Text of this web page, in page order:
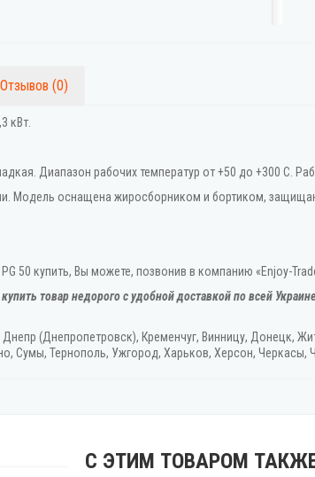
Отзывов (0)
кВт.
Диапазон рабочих температур от +50 до +300 С.
Модель оснащена жиросборником и бортиком,
50 купить, Вы можете, позвонив в компанию «Enjoy-
товарнедорого с удобной доставкой по всей
Днепр (Днепропетровск), Кременчуг, Винницу, Донецк‎,
Сумы, Тернополь, Ужгород‎, Харьков, Херсон‎, Черкасы,
С ЭТИМ ТОВАРОМ